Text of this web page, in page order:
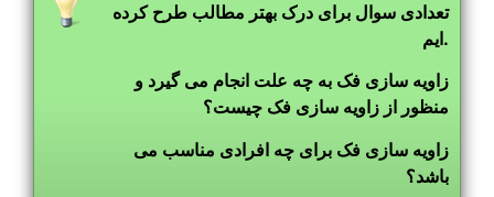
تعدادی سوال برای درک بهتر مطالب طرح کرده
ایم.
زاویه سازی فک به چه علت انجام می گیرد و
منظور از زاویه سازی فک چیست؟
زاویه سازی فک برای چه افرادی مناسب می
باشد؟